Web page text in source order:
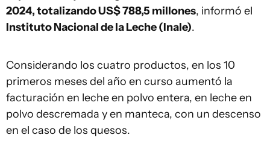
2024, totalizando US$ 788,5 millones, informó el
Instituto Nacional de la Leche (Inale).
Considerando los cuatro productos, en los 10
primeros meses del año en curso aumentó la
facturación en leche en polvo entera, en leche en
polvo descremada y en manteca, con un descenso
en el caso de los quesos.